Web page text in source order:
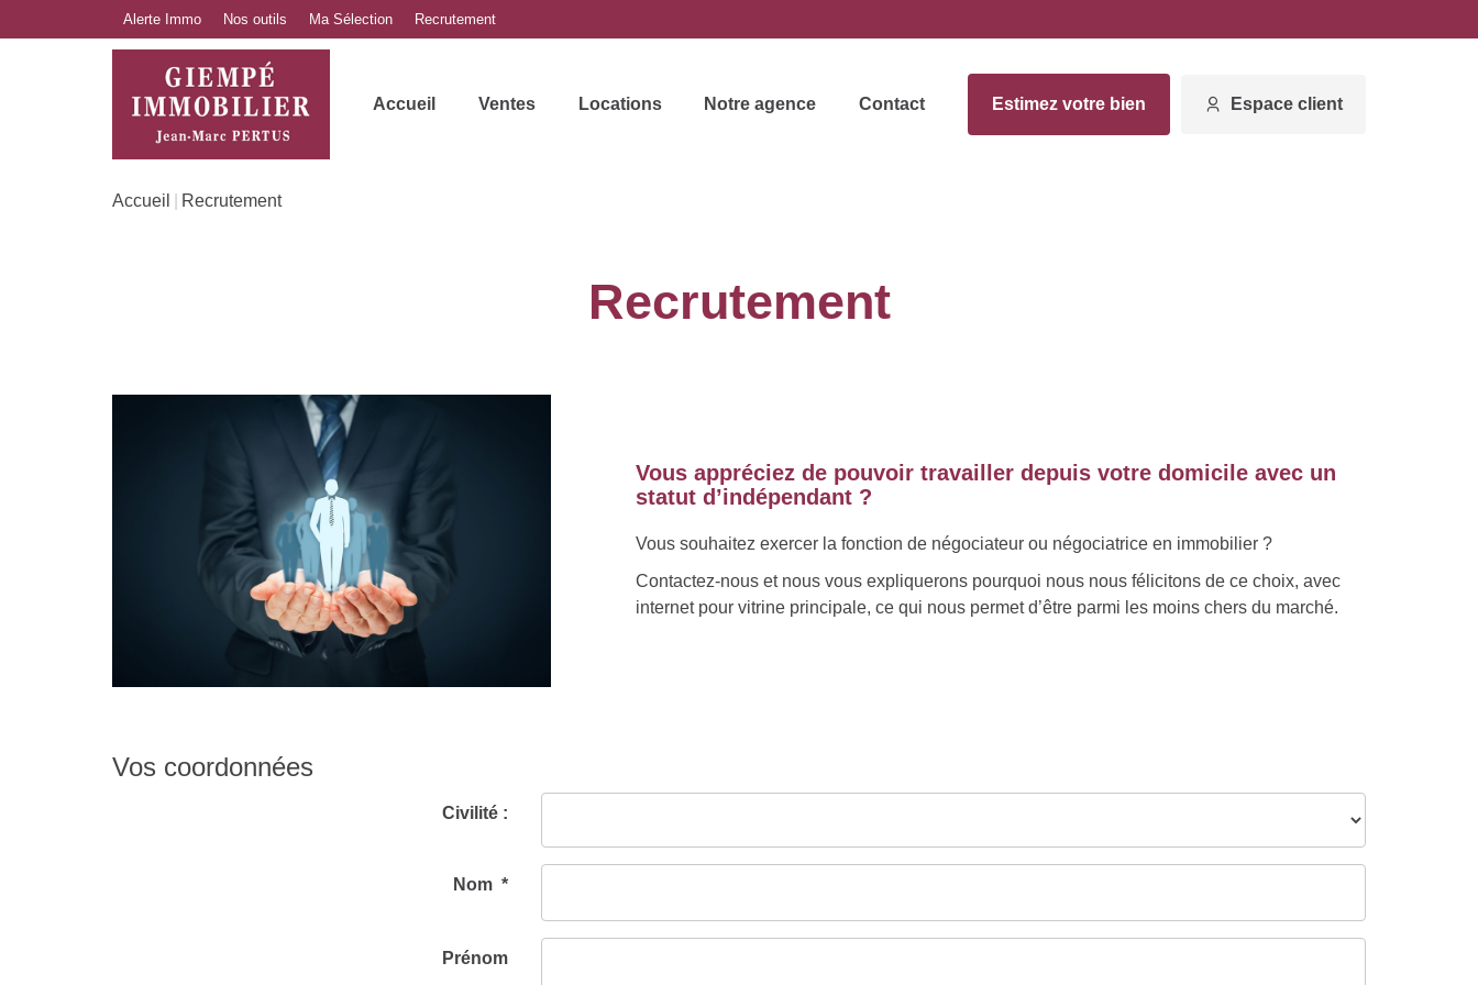
Alerte Immo Nos outils Ma Sélection Recrutement
Accueil Ventes Locations Notre agence Contact Estimez votre bien Espace client
Accueil Recrutement
Recrutement
Vous appréciez de pouvoir travailler depuis votre domicile avec un
statut d’indépendant ?
Vous souhaitez exercer la fonction de négociateur ou négociatrice en immobilier ?
Contactez-nous et nous vous expliquerons pourquoi nous nous félicitons de ce choix, avec
internet pour vitrine principale, ce qui nous permet d’être parmi les moins chers du marché.
Vos coordonnées
Civilité :
Nom *
Prénom